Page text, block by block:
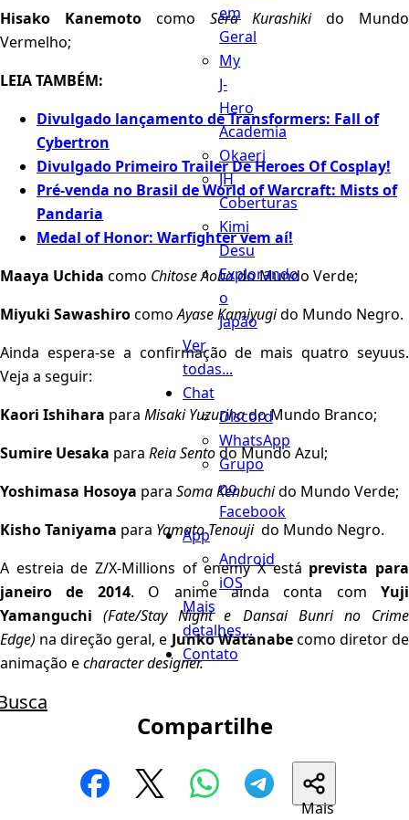
em
Geral
My
J-
Hero
Academia
Okaeri
JH
Coberturas
Kimi
Desu
Explorando
o
Japão
Ver
todas...
Chat
Discord
WhatsApp
Grupo
no
Facebook
App
Android
iOS
Mais
detalhes...
Contato
Hisako Kanemotocomo Sera Kurashikido Mundo
Vermelho;
LEIA TAMBÉM:
Divulgado lançamento de Transformers: Fall of
Cybertron
Divulgado Primeiro Trailer De Heroes Of Cosplay!
Pré-venda no Brasil de World of Warcraft: Mists of
Pandaria
Medal of Honor: Warfighter vem aí!
Maaya Uchida como Chitose Aobado Mundo Verde;
Miyuki SawashirocomoAyase Kamiyugido Mundo Negro.
Ainda espera-se a confirmação de mais quatro seyuus.
Veja a seguir:
Kaori Ishihara para Misaki Yuzurihado Mundo Branco;
Sumire Uesaka para Reia Sentodo Mundo Azul;
Yoshimasa Hosoya para Soma Kenbuchido Mundo Verde;
Kisho Taniyama para Yamato Tenouji do Mundo Negro.
A estreia de Z/X-Millions of enemy X está prevista para
janeiro de 2014. O anime ainda conta com Yuji
Yamanguchi(Fate/Stay Night e Dansai Bunri no Crime
Edge) na direção geral, e Junko Watanabecomo diretor de
animação echaracter designer.
Compartilhe
Mais